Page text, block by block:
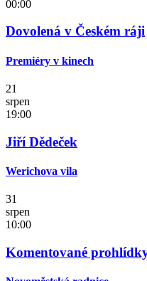
00:00
Dovolená v Českém ráji
Premiéry v kinech
21
srpen
19:00
Jiří Dědeček
Werichova vila
31
srpen
10:00
Komentované